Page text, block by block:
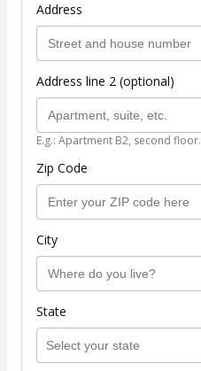
Address
Address line 2 (optional)
E.g.: Apartment B2, second floor.
Zip Code
City
State